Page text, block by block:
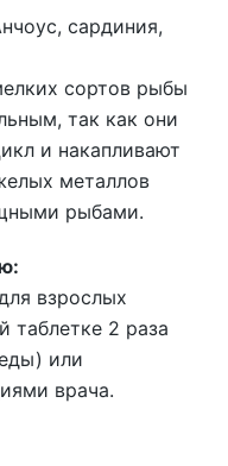
сардиния,
сортов рыбы
так как они
и накапливают
металлов
рыбами.
взрослых
таблетке 2 раза
или
врача.